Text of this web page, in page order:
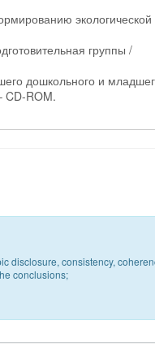
экологической
группы /
дошкольного и
CD-ROM.
disclosure, consistency,
conclusions;